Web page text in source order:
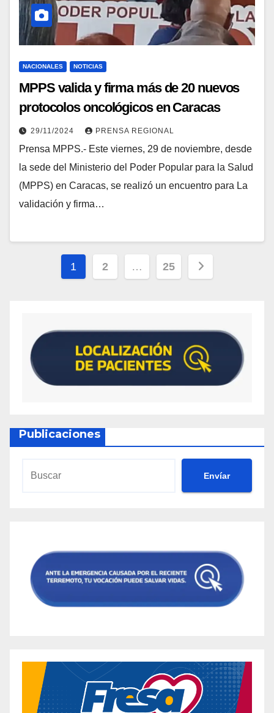
NACIONALES NOTICIAS
MPPS valida y firma más de 20 nuevos
protocolos oncológicos en Caracas
29/11/2024 PRENSA REGIONAL
Prensa MPPS.- Este viernes, 29 de noviembre, desde
la sede del Ministerio del Poder Popular para la Salud
(MPPS) en Caracas, se realizó un encuentro para La
validación y firma…
1 2 … 25
Publicaciones
Envíar